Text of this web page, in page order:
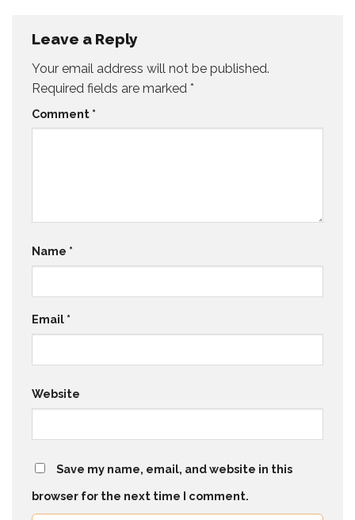
Leave a Reply
Your email address will not be published.
Required fields are marked *
Comment *
Name *
Email *
Website
Save my name, email, and website in this
browser for the next time I comment.